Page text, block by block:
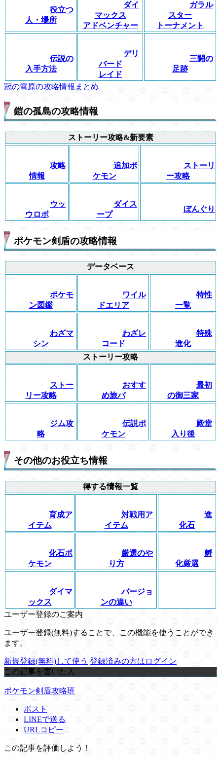
役立つ
人・場所
ダイ
マックス
アドベンチャー
ガラル
スター
トーナメント
伝説の
入手方法
デリ
バード
レイド
三闘の
足跡
冠の雪原の攻略情報まとめ
鎧の孤島の攻略情報
ストーリー攻略&新要素
攻略
情報
追加ポ
ケモン
ストーリ
ー攻略
ウッ
ウロボ
ダイス
ープ
ぼんぐり
ポケモン剣盾の攻略情報
データベース
ポケモ
ン図鑑
ワイル
ドエリア
特性
一覧
わざマ
シン
わざレ
コード
特殊
進化
ストーリー攻略
ストー
リー攻略
おすす
め旅パ
最初
の御三家
ジム攻
略
伝説ポ
ケモン
殿堂
入り後
その他のお役立ち情報
得する情報一覧
育成ア
イテム
対戦用ア
イテム
進
化石
化石ポ
ケモン
厳選のや
り方
孵
化厳選
ダイマ
ックス
バージョ
ンの違い
ユーザー登録のご案内
ユーザー登録(無料)することで、この機能を使うことができ
ます。
新規登録(無料)して使う 登録済みの方はログイン
この記事を書いた人
ポケモン剣盾攻略班
ポスト
LINEで送る
URLコピー
この記事を評価しよう！